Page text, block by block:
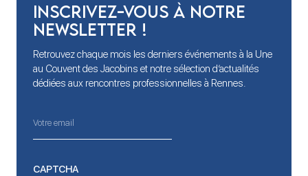
Inscrivez-vous à notre
newsletter !
Retrouvez chaque mois les derniers événements à la Une
au Couvent des Jacobins et notre sélection d’actualités
dédiées aux rencontres professionnelles à Rennes.
CAPTCHA